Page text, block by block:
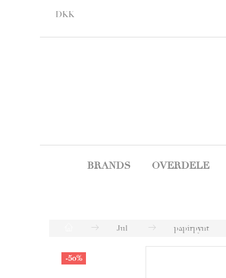
DKK
BRANDS OVERDELE
Jul papirpynt
-50%